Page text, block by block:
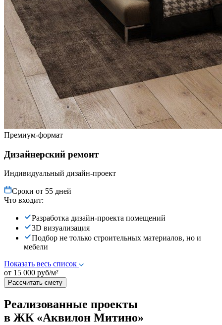
Премиум-формат
Дизайнерский ремонт
Индивидуальный дизайн-проект
Сроки от 55 дней
Что входит:
Разработка дизайн-проекта помещений
3D визуализация
Подбор не только строительных материалов, но и
мебели
Показать весь список
от 15 000 руб/м²
Рассчитать смету
Реализованные проекты
в ЖК «Аквилон Митино»